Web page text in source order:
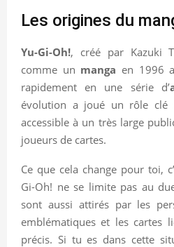
Les origines du
Yu-Gi-Oh!, créé par Kazuki
comme un manga en 1996
rapidement en une série d’
évolution a joué un rôle clé
accessible à un très large
joueurs de cartes.
Ce que cela change pour toi,
Gi-Oh! ne se limite pas au
sont aussi attirés par les
emblématiques et les cartes
précis. Si tu es dans cette